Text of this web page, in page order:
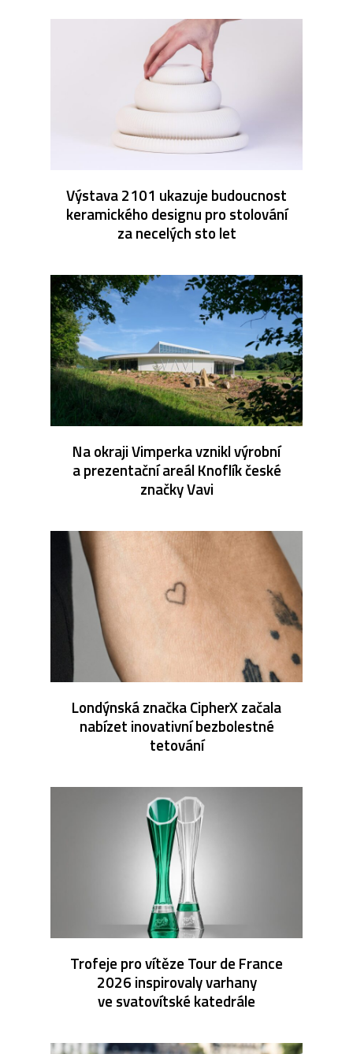
Výstava 2101 ukazuje budoucnost
keramického designu pro stolování
za necelých sto let
Na okraji Vimperka vznikl výrobní
a prezentační areál Knoflík české
značky Vavi
Londýnská značka CipherX začala
nabízet inovativní bezbolestné
tetování
Trofeje pro vítěze Tour de France
2026 inspirovaly varhany
ve svatovítské katedrále